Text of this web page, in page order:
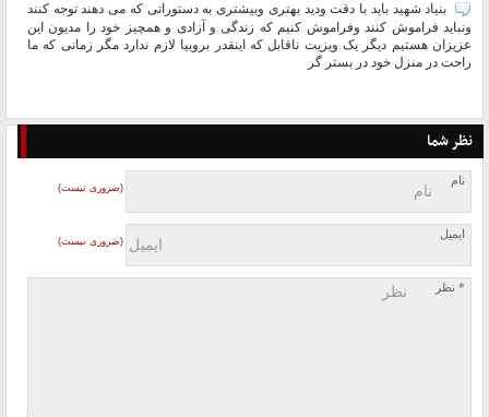
بنیاد شهید باید با دقت ودید بهتری وبیشتری به دستوراتی که می دهند توجه کنند
ونباید فراموش کنند وفراموش کنیم که زندگی و آزادی و همچیز خود را مدیون این
عزیزان هستیم دیگر یک ویزیت ناقابل که اینقدر بروبیا لازم ندارد مگر زمانی که ما
راحت در منزل خود در بستر گر
نظر شما
نام
(ضروری نیست)
ایمیل
(ضروری نیست)
* نظر